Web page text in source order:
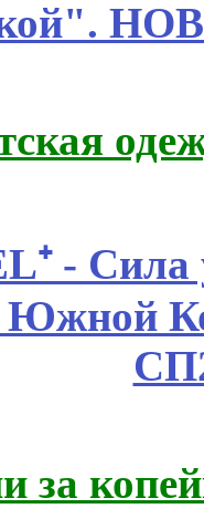
- Сила
Южной
за